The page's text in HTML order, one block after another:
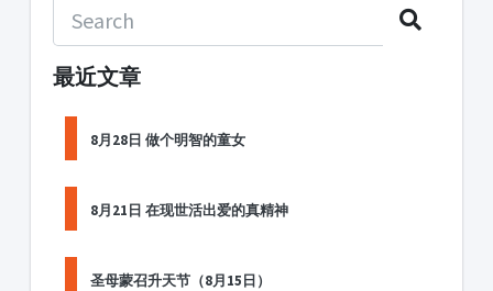
最近文章
8月28日 做个明智的童女
8月21日 在现世活出爱的真精神
圣母蒙召升天节（8月15日）